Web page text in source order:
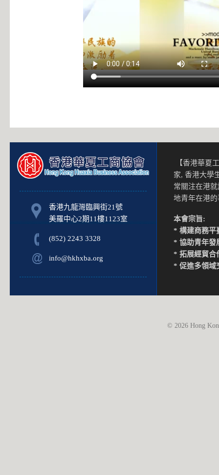
香港九龍灣臨興街21號
美羅中心2期11樓1123室
(852) 2243 3328
info@hkhxba.org
【香港華夏
家, 香港大學
常關注在港
地青年在港
本會宗旨:
* 構建商務平
* 協助青年發
* 拓展經貿合
* 促進多領域
© 2026 Hong